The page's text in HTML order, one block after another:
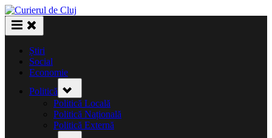
Skip
to
content
Știri
Social
Economie
Politică
sub-
menu
Politică Locală
Politică Națională
Politică Externă